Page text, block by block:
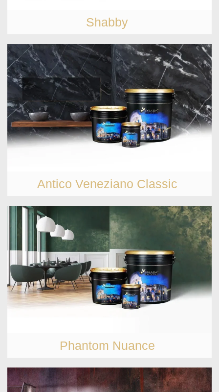
Shabby
Antico Veneziano Classic
Phantom Nuance